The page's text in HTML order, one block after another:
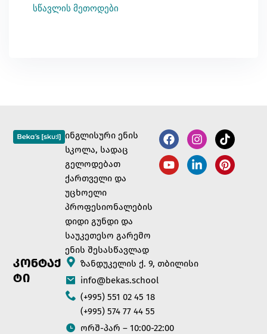
სწავლის მეთოდები
ინგლისური ენის
სკოლა, სადაც
გელოდებათ
ქართველი და
უცხოელი
პროფესიონალების
დიდი გუნდი და
საუკეთესო გარემო
ენის შესასწავლად
ᲙᲝᲜᲢᲐᲥ
ᲢᲘ
ზანდუკელის ქ. 9, თბილისი
info@bekas.school
(+995) 551 02 45 18
(+995) 574 77 44 55
ორშ-პარ – 10:00-22:00